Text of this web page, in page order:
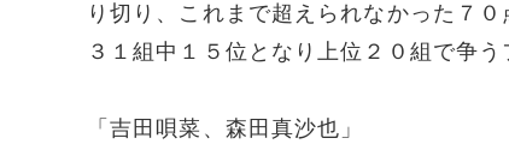
り切り、これまで超えられなかった７
３１組中１５位となり上位２０組で争う
「吉田唄菜、森田真沙也」